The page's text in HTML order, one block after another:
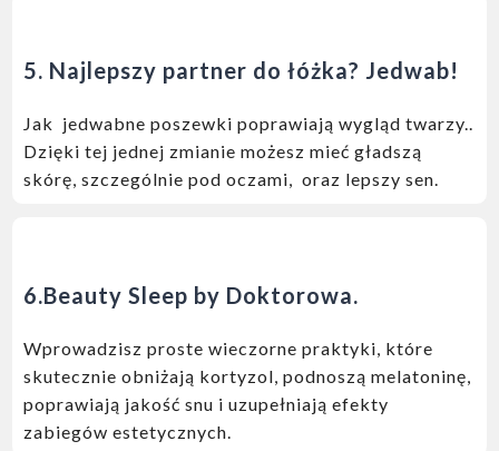
5. Najlepszy partner do łóżka? Jedwab!
Jak jedwabne poszewki poprawiają wygląd twarzy..
Dzięki tej jednej zmianie możesz mieć gładszą
skórę, szczególnie pod oczami, oraz lepszy sen.
6.Beauty Sleep by Doktorowa.
Wprowadzisz proste wieczorne praktyki, które
skutecznie obniżają kortyzol, podnoszą melatoninę,
poprawiają jakość snu i uzupełniają efekty
zabiegów estetycznych.